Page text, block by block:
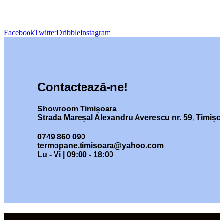
FacebookTwitterDribbleInstagram
Contactează-ne!
Showroom Timișoara
Strada Mareșal Alexandru Averescu nr. 59,
0749 860 090
termopane.timisoara@yahoo.com
Lu - Vi | 09:00 - 18:00